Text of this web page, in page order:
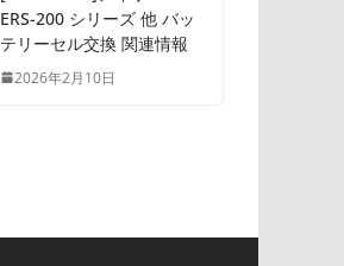
ERS-200 シリーズ 他 バッ
テリーセル交換 関連情報
2026年2月10日